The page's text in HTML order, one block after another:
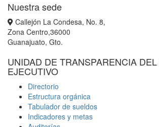
Nuestra sede
Callejón La Condesa, No. 8,
Zona Centro,36000
Guanajuato, Gto.
UNIDAD DE TRANSPARENCIA
EJECUTIVO
Directorio
Estructura orgánica
Tabulador de sueldos
Indicadores y metas